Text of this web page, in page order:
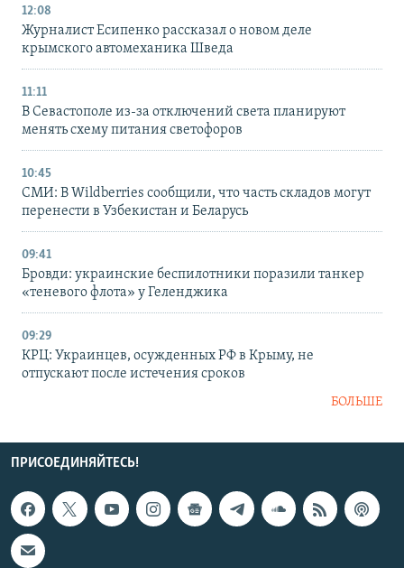
12:08
Журналист Есипенко рассказал о новом деле
крымского автомеханика Шведа
11:11
В Севастополе из-за отключений света планируют
менять схему питания светофоров
10:45
СМИ: В Wildberries сообщили, что часть складов могут
перенести в Узбекистан и Беларусь
09:41
Бровди: украинские беспилотники поразили танкер
«теневого флота» у Геленджика
09:29
КРЦ: Украинцев, осужденных РФ в Крыму, не
отпускают после истечения сроков
БОЛЬШЕ
ПРИСОЕДИНЯЙТЕСЬ!